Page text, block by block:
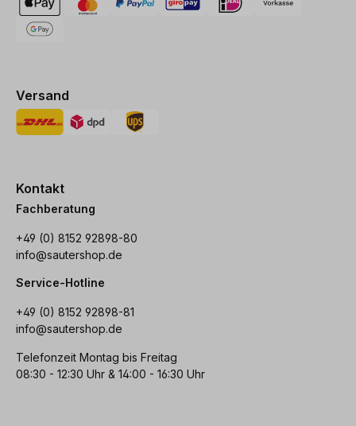
Versand
Kontakt
Fachberatung
+49 (0) 8152 92898-80
info@sautershop.de
Service-Hotline
+49 (0) 8152 92898-81
info@sautershop.de
Telefonzeit Montag bis Freitag
08:30 - 12:30 Uhr & 14:00 - 16:30 Uhr